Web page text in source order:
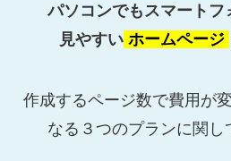
パソコンでもスマートフ
見やすい ホームページ
作成するページ数で費用が
なる３つのプランに関し